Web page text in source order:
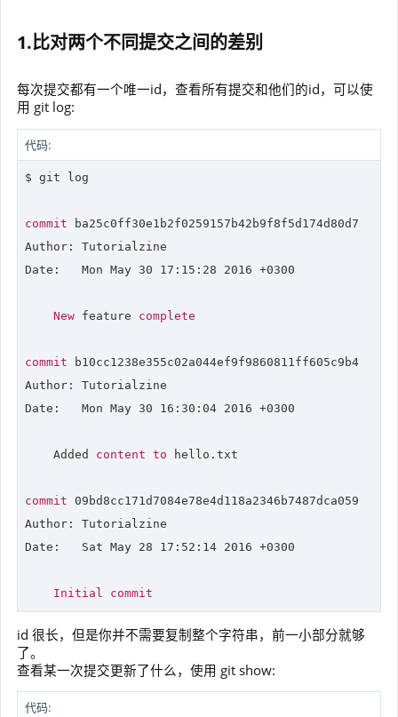
1.比对两个不同提交之间的差别
每次提交都有一个唯一id，查看所有提交和他们的id，可以使
用 git log:
代码:
$ git log
commit ba25c0ff30e1b2f0259157b42b9f8f5d174d80d7
Date :   Mon May 30 17 : 15 : 28 2016 +0300
New feature complete
commit b10cc1238e355c02a044ef9f9860811ff605c9b4
Date :   Mon May 30 16 : 30 : 04 2016 +0300
    Added
content to hello.txt
commit 09 bd8cc171d7084e78e4d118a2346b7487dca059
Date :   Sat May 28 17 : 52 : 14 2016 +0300
Initial commit
id 很长，但是你并不需要复制整个字符串，前一小部分就够
了。
查看某一次提交更新了什么，使用 git show:
代码: